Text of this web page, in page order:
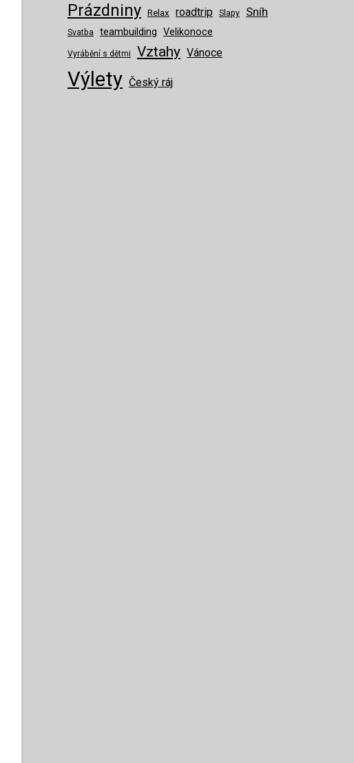
Prázdniny Relax roadtrip Slapy Sníh
Svatba teambuilding Velikonoce
Vyrábění s dětmi Vztahy Vánoce
Výlety Český ráj